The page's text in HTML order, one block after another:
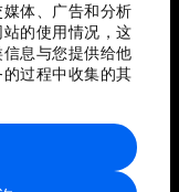
体、广告和分析
的使用情况，这
息与您提供给他
过程中收集的其